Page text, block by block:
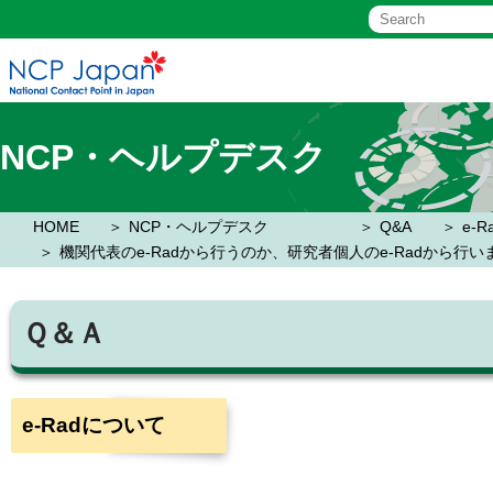
NCP・ヘルプデスク
HOME NCP・ヘルプデスク Q&A
e-
機関代表のe-Radから行うのか、研究者個人のe-Radから行い
Ｑ＆Ａ
e-Radについて